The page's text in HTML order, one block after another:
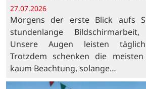
27.07.2026
Morgens der erste Blick aufs
stundenlange
Unsere Augen leisten täglich
Trotzdem schenken die
kaum Beachtung, solange…